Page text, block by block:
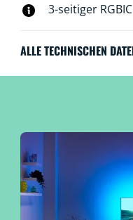
3-seitiger
ALLE TECHNISCHEN